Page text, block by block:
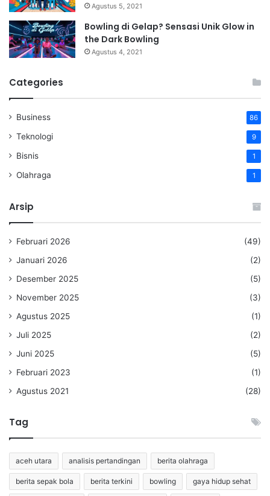
Agustus 5, 2021
Bowling di Gelap? Sensasi Unik Glow in
the Dark Bowling
Agustus 4, 2021
Categories
Business 86
Teknologi 9
Bisnis 1
Olahraga 1
Arsip
Februari 2026
(49)
Januari 2026
(2)
Desember 2025
(5)
November 2025
(3)
Agustus 2025
(1)
Juli 2025
(2)
Juni 2025
(5)
Februari 2023
(1)
Agustus 2021
(28)
Tag
aceh utara analisis pertandingan berita olahraga
berita sepak bola berita terkini bowling gaya hidup sehat